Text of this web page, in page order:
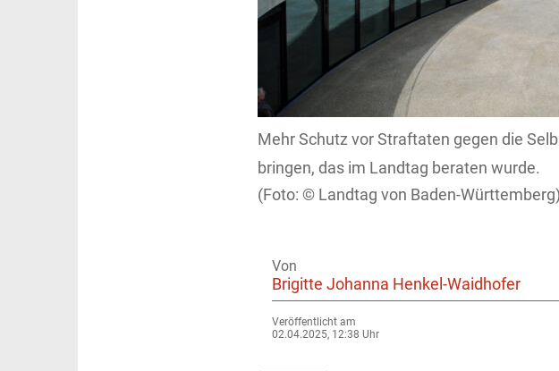
Mehr Schutz vor Straftaten gegen die
bringen, das im Landtag beraten wurde.
Landtag von Baden-Württemberg)
Von
Brigitte Johanna Henkel-Waidhofer
Veröffentlicht am
02.04.2025, 12:38 Uhr